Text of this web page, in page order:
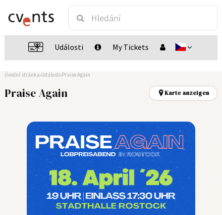
Události My Tickets
Úvodní stránka Události Praise Again
Praise Again Karte anzeigen